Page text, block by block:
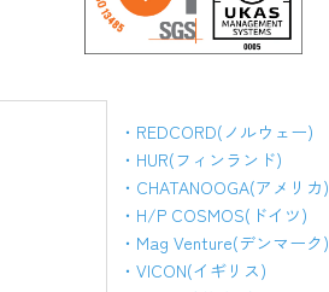
・REDCORD(ノルウェー)
・HUR(フィンランド)
・CHATANOOGA(アメリカ)
・H/P COSMOS(ドイツ)
・Mag Venture(デンマーク)
・VICON(イギリス)